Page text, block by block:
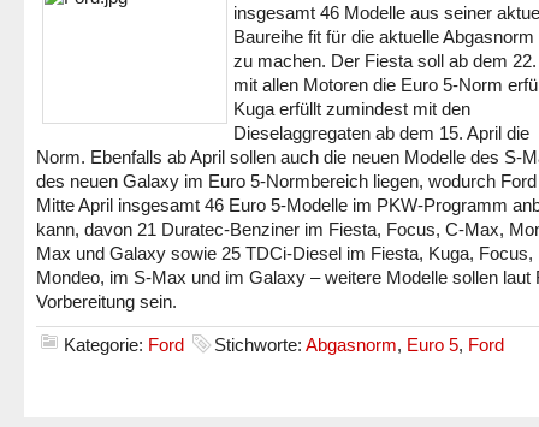
insgesamt 46 Modelle aus seiner
Baureihe fit für die aktuelle Abgasnorm
zu machen. Der Fiesta soll ab dem
mit allen Motoren die Euro 5-Norm
Kuga erfüllt zumindest mit den
Dieselaggregaten ab dem 15. April die
Norm. Ebenfalls ab April sollen auch die neuen Modelle des S-
des neuen Galaxy im Euro 5-Normbereich liegen, wodurch
Mitte April insgesamt 46 Euro 5-Modelle im PKW-Programm
kann, davon 21 Duratec-Benziner im Fiesta, Focus, C-Max,
Max und Galaxy sowie 25 TDCi-Diesel im Fiesta, Kuga, Focus,
Mondeo, im S-Max und im Galaxy – weitere Modelle sollen laut
Vorbereitung sein.
Kategorie: Ford Stichworte: Abgasnorm, Euro 5, Ford